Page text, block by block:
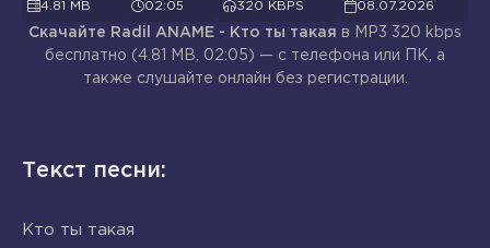
4.81 MB 02:05 320 KBPS 08.07.2026
Скачайте Radil ANAME - Кто ты такая в MP3 320 kbps
бесплатно (4.81 MB, 02:05) — с телефона или ПК, а
также слушайте онлайн без регистрации.
Текст песни:
Кто ты такая